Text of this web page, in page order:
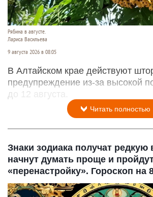
Рябина в августе.
Лариса Васильева
9 августа 2026 в 08:05
В Алтайском крае действуют
предупреждение из-за высокой
до 12 августа.
Читать полностью
Знаки зодиака получат редкую
начнут думать проще и
«перенастройку». Гороскоп на